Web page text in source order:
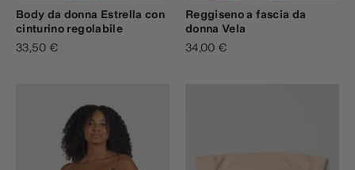
Body da donna Estrella con
cinturino regolabile
33,50 €
Reggiseno a fascia da
donna Vela
34,00 €